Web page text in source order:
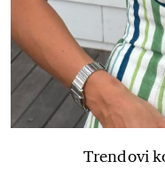
Trendovi